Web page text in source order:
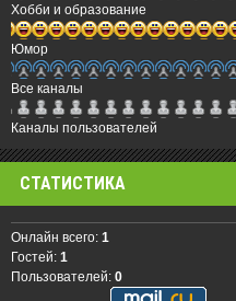
Хобби и образование
Юмор
Все каналы
Каналы пользователей
СТАТИСТИКА
Онлайн всего: 1
Гостей: 1
Пользователей: 0